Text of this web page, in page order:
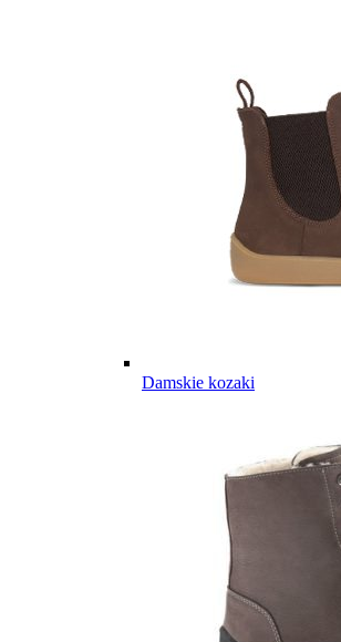
Damskie kozaki